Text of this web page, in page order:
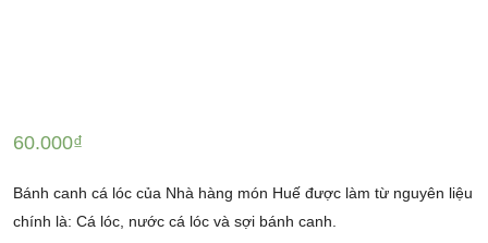
60.000₫
Bánh canh cá lóc của Nhà hàng món Huế được làm từ nguyên liệu
chính là: Cá lóc, nước cá lóc và sợi bánh canh.